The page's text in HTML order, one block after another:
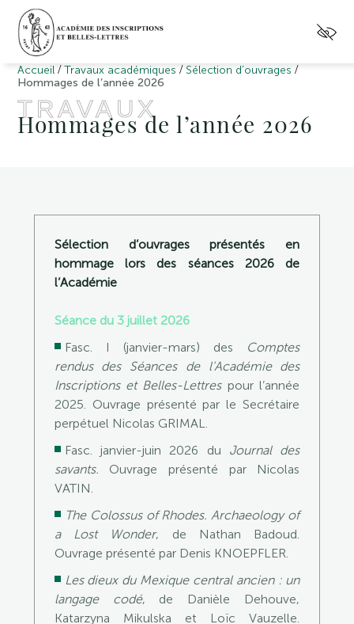
Accueil /Travaux académiques / Sélection d’ouvrages /
Hommages de l’année 2026
TRAVAUX
Hommages de l’année 2026
Sélection d’ouvrages présentés en
hommage lors des séances 2026 de
l’Académie
Séance du 3 juillet 2026
Fasc. I (janvier-mars) des Comptes
rendus des Séances de l’Académie des
Inscriptions et Belles-Lettres pour l’année
2025. Ouvrage présenté par le Secrétaire
perpétuel Nicolas GRIMAL.
Fasc. janvier-juin 2026 du Journal des
savants. Ouvrage présenté par Nicolas
VATIN.
The Colossus of Rhodes. Archaeology of
a Lost Wonder, de Nathan Badoud.
Ouvrage présenté par Denis KNOEPFLER.
Les dieux du Mexique central ancien : un
langage codé, de Danièle Dehouve,
Katarzyna Mikulska et Loïc Vauzelle.